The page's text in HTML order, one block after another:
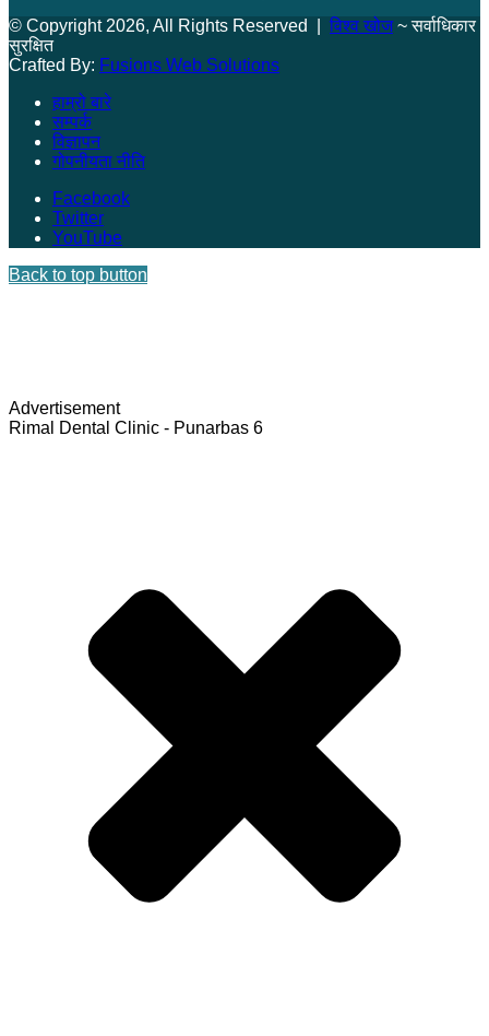
© Copyright 2026, All Rights Reserved | विश्व खोज~ सर्वाधिकार
सुरक्षित
Crafted By: Fusions Web Solutions
हाम्रो बारे
सम्पर्क
विज्ञापन
गोपनीयता नीति
Facebook
Twitter
YouTube
Back to top button
Advertisement
Rimal Dental Clinic - Punarbas 6